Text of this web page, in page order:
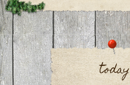
today